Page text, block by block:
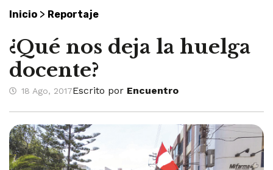
Inicio > Reportaje
¿Qué nos deja la huelga
docente?
18 Ago, 2017Escrito por Encuentro